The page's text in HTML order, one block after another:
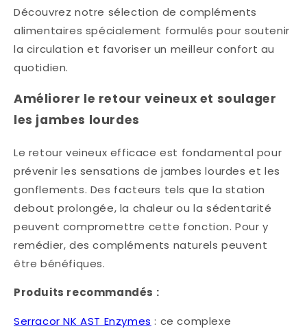
Découvrez notre sélection de compléments
alimentaires spécialement formulés pour soutenir
la circulation et favoriser un meilleur confort au
quotidien.
Améliorer le retour veineux et soulager
les jambes lourdes
Le retour veineux efficace est fondamental pour
prévenir les sensations de jambes lourdes et les
gonflements. Des facteurs tels que la station
debout prolongée, la chaleur ou la sédentarité
peuvent compromettre cette fonction. Pour y
remédier, des compléments naturels peuvent
être bénéfiques.​
Produits recommandés :
Serracor NK AST Enzymes : ce complexe